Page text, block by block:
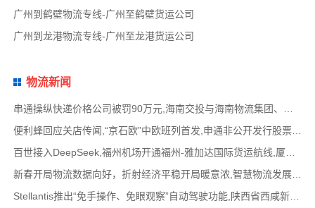
广州到鹤壁物流专线-广州至鹤壁货运公司
广州到龙港物流专线-广州至龙港货运公司
物流新闻
便利蜂回应关店传闻,“京石欧”中欧班列首发,申通非公开发行股票方案失效,老挝中通和老挝
百世接入DeepSeek,福州机场开通福州-雅加达国际货运航线,厦门拟立法保障网约配送员劳动权益
新春开局物流数据向好，折射经济平稳开局暖意浓,智慧物流发展迅猛，新一代信息技术深度融
Stellantis推出“免手操作、免眼观察”自动驾驶功能,陕西省西咸新区公示首批智能网联道路测试